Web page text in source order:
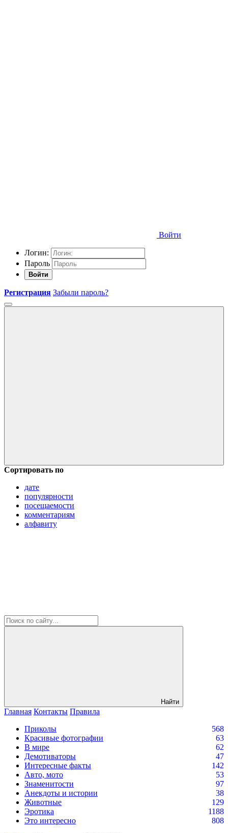
Войти
Логин:
Пароль
Войти
Регистрация Забыли пароль?
Сортировать по
дате
популярности
посещаемости
комментариям
алфавиту
Найти
Главная Контакты Правила
Приколы
568
Красивые фотографии
63
В мире
62
Демотиваторы
47
Интересные факты
142
Авто, мото
53
Знаменитости
97
Анекдоты и истории
38
Животные
129
Эротика
1188
Это интересно
808